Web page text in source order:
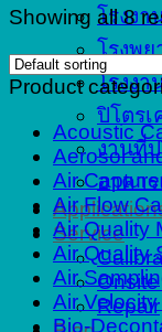
โรงงา
โรงพย
โรงงา
ปิโตรเ
งานที่
อาคาร
Service
Repair
Showing all 8
Product
Acoustic
Aerosol
Air
Air Flow
Air Quality
Air Quality
Air
Air
Bio-